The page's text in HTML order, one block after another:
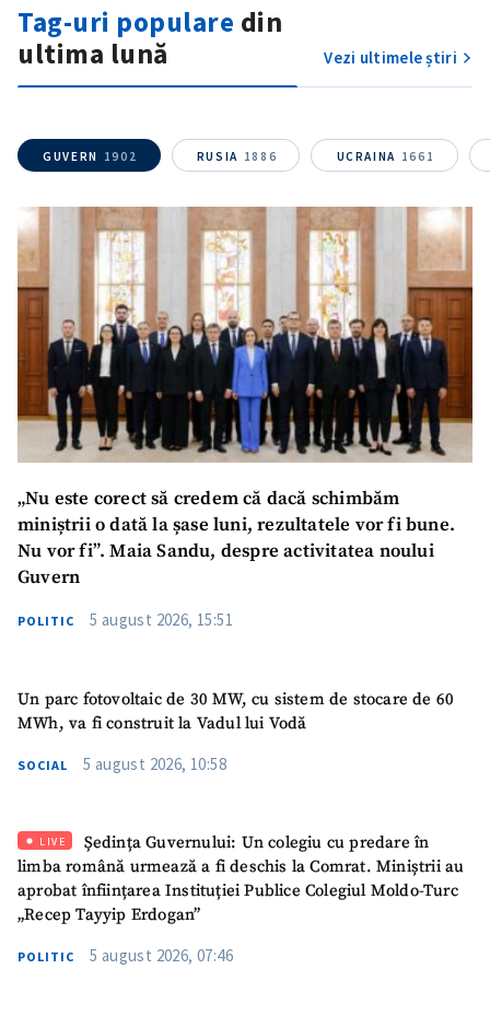
Tag-uri populare din
ultima lună
Vezi ultimele știri
GUVERN 1902 RUSIA 1886 UCRAINA 1661
„Nu este corect să credem că dacă schimbăm
miniștrii o dată la șase luni, rezultatele vor fi bune.
Nu vor fi”. Maia Sandu, despre activitatea noului
Guvern
POLITIC 5 august 2026, 15:51
Un parc fotovoltaic de 30 MW, cu sistem de stocare de 60
MWh, va fi construit la Vadul lui Vodă
SOCIAL 5 august 2026, 10:58
LIVE
Ședința Guvernului: Un colegiu cu predare în
limba română urmează a fi deschis la Comrat. Miniștrii au
aprobat înființarea Instituției Publice Colegiul Moldo-Turc
„Recep Tayyip Erdogan”
POLITIC 5 august 2026, 07:46
ȘTIREA MEA
Fotografie
+ Încarcă imagine
Link media
+ Link media
Mesajul știrei
+ Mesajul știrei
CONTACT SURSĂ
Sursă anonimă
Telefon
+ Telefon personal
Am citit și sunt de
TRIMITE ȘTIREA